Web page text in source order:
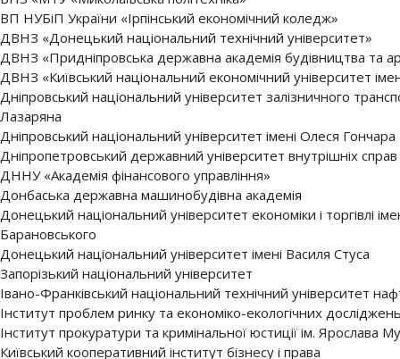
ВП НУБіП України «Ірпінський економічний коледж»
ДВНЗ «Донецький національний технічний університет»
ДВНЗ «Придніпровська державна академія будівництва та
ДВНЗ «Київський національний економічний університет
Дніпровський національний університет залізничного
Лазаряна
Дніпровський національний університет імені Олеся Гончара
Дніпропетровський державний університет внутрішніх справ
ДННУ «Академія фінансового управління»
Донбаська державна машинобудівна академія
Донецький національний університет економіки і торгівлі
Барановського
Донецький національний університет імені Василя Стуса
Запорізький національний університет
Івано-Франківський національний технічний університет
Інститут проблем ринку та економіко-екологічних
Інститут прокуратури та кримінальної юстиції ім. Ярослава
Київський кооперативний інститут бізнесу і права